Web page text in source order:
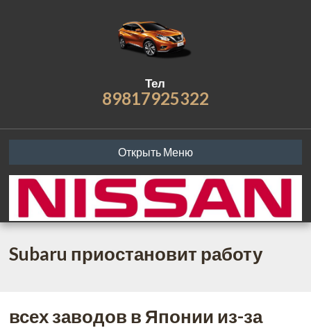
Тел
89817925322
Открыть Меню
Subaru приостановит работу
всех заводов в Японии из-за